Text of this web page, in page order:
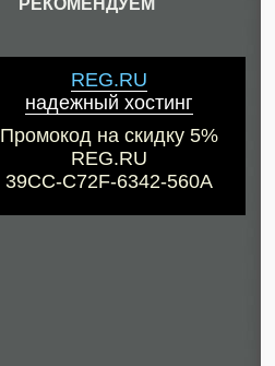
РЕКОМЕНДУЕМ
REG.RU
надежный хостинг
Промокод на скидку 5%
REG.RU
39CC-C72F-6342-560A